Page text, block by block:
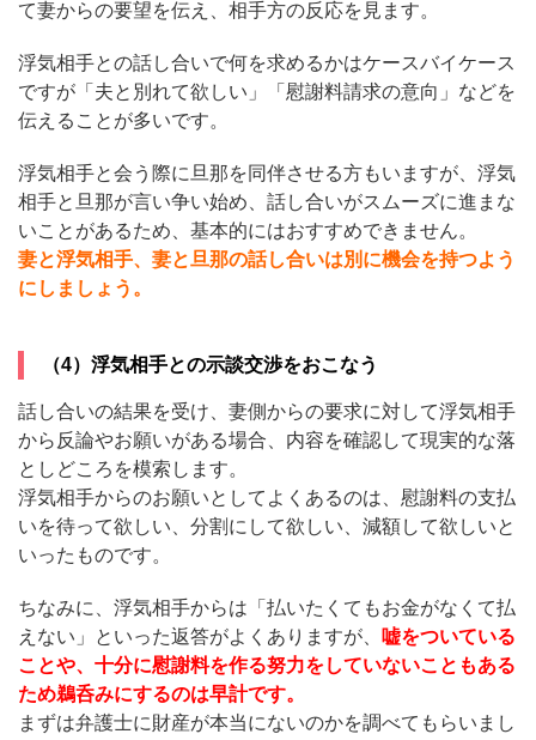
て妻からの要望を伝え、相手方の反応を見ます。
浮気相手との話し合いで何を求めるかはケースバイケース
ですが「夫と別れて欲しい」「慰謝料請求の意向」などを
伝えることが多いです。
浮気相手と会う際に旦那を同伴させる方もいますが、浮気
相手と旦那が言い争い始め、話し合いがスムーズに進まな
いことがあるため、基本的にはおすすめできません。
妻と浮気相手、妻と旦那の話し合いは別に機会を持つよう
にしましょう。
（4）浮気相手との示談交渉をおこなう
話し合いの結果を受け、妻側からの要求に対して浮気相手
から反論やお願いがある場合、内容を確認して現実的な落
としどころを模索します。
浮気相手からのお願いとしてよくあるのは、慰謝料の支払
いを待って欲しい、分割にして欲しい、減額して欲しいと
いったものです。
ちなみに、浮気相手からは「払いたくてもお金がなくて払
えない」といった返答がよくありますが、
嘘をついている
ことや、十分に慰謝料を作る努力をしていないこともある
ため鵜呑みにするのは早計です。
まずは弁護士に財産が本当にないのかを調べてもらいまし